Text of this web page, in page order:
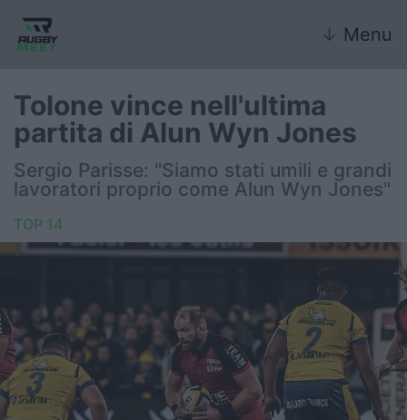
↓ Menu
Nazionale
Nazionali giovanili
Rugby Sevens
Internazionale
6 Nazioni
United Rugby Championship
Tolone vince nell'ultima
partita di Alun Wyn Jones
Sergio Parisse: "Siamo stati umili e grandi
lavoratori proprio come Alun Wyn Jones"
TOP 14